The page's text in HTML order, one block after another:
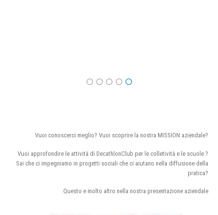
Vuoi conoscerci meglio? Vuoi scoprire la nostra MISSION aziendale?
Vuoi approfondire le attività di DecathlonClub per le colletività e le scuole ?
Sai che ci impegniamo in progetti sociali che ci aiutano nella diffusione della
pratica?
Questo e molto altro nella nostra presentazione aziendale